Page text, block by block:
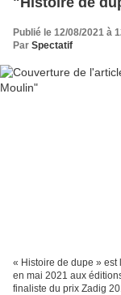
Publié le 12/08/2021 à
Par Spectatif
« Histoire de dupe »
en mai 2021 aux
finaliste du prix Zadig